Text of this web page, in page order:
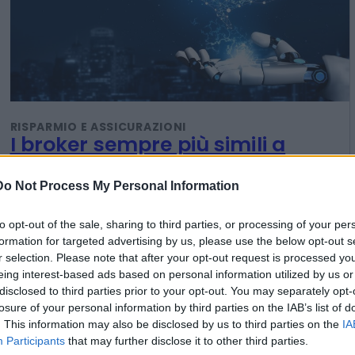
Not Process My Personal Information
opt-out of the sale, sharing to third parties, or processing of your
for targeted advertising by us, please use the below opt-out
selection. Please note that after your opt-out request is processed
interest-based ads based on personal information utilized by us
to third parties prior to your opt-out. You may separately
of your personal information by third parties on the IAB’s list of
This information may also be disclosed by us to third parties on the
Participants that may further disclose it to other third parties.
RISPARMIO E ASSICURAZIONI
I broker sempre più simili a
dinosauri, ormai i software fanno
pure le polizze
Valeria Panigada